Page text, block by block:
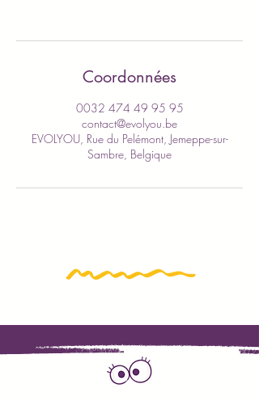
Coordonnées
0032 474 49 95 95
contact@evolyou.be
EVOLYOU, Rue du Pelémont, Jemeppe-sur-
Sambre, Belgique